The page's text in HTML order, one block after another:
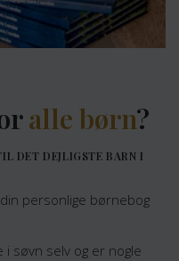
alle børn?
DET DEJLIGSTE BARN I
personlige børnebog
søvn selv og er nogle